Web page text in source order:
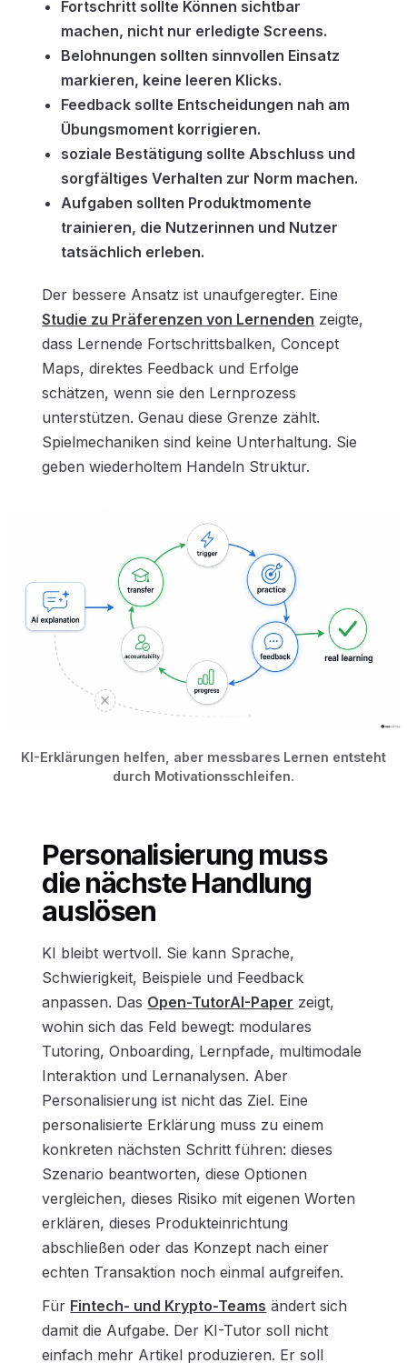
Fortschritt sollte Können sichtbar
machen, nicht nur erledigte Screens.
Belohnungen sollten sinnvollen Einsatz
markieren, keine leeren Klicks.
Feedback sollte Entscheidungen nah am
Übungsmoment korrigieren.
soziale Bestätigung sollte Abschluss und
sorgfältiges Verhalten zur Norm machen.
Aufgaben sollten Produktmomente
trainieren, die Nutzerinnen und Nutzer
tatsächlich erleben.
Der bessere Ansatz ist unaufgeregter. Eine
Studie zu Präferenzen von Lernenden zeigte,
dass Lernende Fortschrittsbalken, Concept
Maps, direktes Feedback und Erfolge
schätzen, wenn sie den Lernprozess
unterstützen. Genau diese Grenze zählt.
Spielmechaniken sind keine Unterhaltung. Sie
geben wiederholtem Handeln Struktur.
KI-Erklärungen helfen, aber messbares Lernen entsteht
durch Motivationsschleifen.
Personalisierung muss
die nächste Handlung
auslösen
KI bleibt wertvoll. Sie kann Sprache,
Schwierigkeit, Beispiele und Feedback
anpassen. Das Open-TutorAI-Paper zeigt,
wohin sich das Feld bewegt: modulares
Tutoring, Onboarding, Lernpfade, multimodale
Interaktion und Lernanalysen. Aber
Personalisierung ist nicht das Ziel. Eine
personalisierte Erklärung muss zu einem
konkreten nächsten Schritt führen: dieses
Szenario beantworten, diese Optionen
vergleichen, dieses Risiko mit eigenen Worten
erklären, dieses Produkteinrichtung
abschließen oder das Konzept nach einer
echten Transaktion noch einmal aufgreifen.
Für Fintech- und Krypto-Teams ändert sich
damit die Aufgabe. Der KI-Tutor soll nicht
einfach mehr Artikel produzieren. Er soll